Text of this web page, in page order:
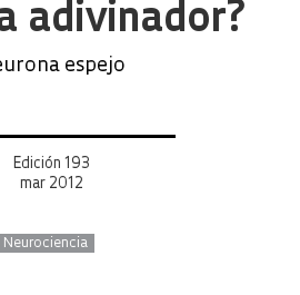
adivinador?
espejo
Edición 193
mar 2012
Neurociencia